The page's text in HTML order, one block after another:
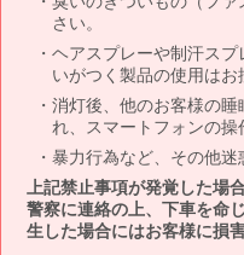
さい。
ヘアスプレーや制汗ス
いがつく製品の使用はお
消灯後、他のお客様の
れ、スマートフォンの操
暴力行為など、その他迷
上記禁止事項が発覚した場
警察に連絡の上、下車を命
生した場合にはお客様に損